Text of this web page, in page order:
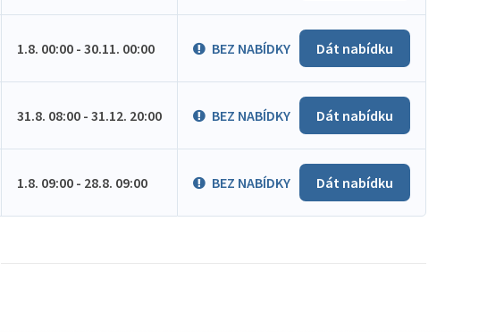
1.8. 00:00 - 30.11. 00:00 BEZ NABÍDKY Dát nabídku
31.8. 08:00 - 31.12. 20:00 BEZ NABÍDKY Dát nabídku
1.8. 09:00 - 28.8. 09:00 BEZ NABÍDKY Dát nabídku